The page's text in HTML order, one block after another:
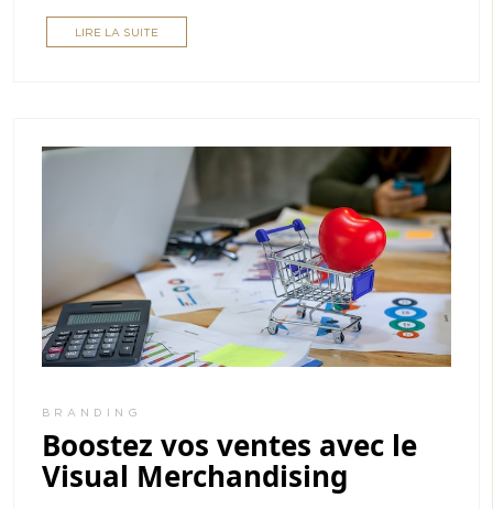
LIRE LA SUITE
BRANDING
Boostez vos ventes avec le
Visual Merchandising